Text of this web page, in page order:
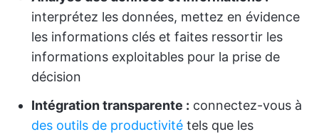
interprétez les données, mettez en évidence
les informations clés et faites ressortir les
informations exploitables pour la prise de
décision
Intégration transparente : connectez-vous à
des outils de productivité tels que les